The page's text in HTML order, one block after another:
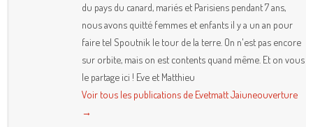
du pays du canard, mariés et Parisiens pendant 7 ans,
nous avons quitté femmes et enfants il y a un an pour
faire tel Spoutnik le tour de la terre. On n'est pas encore
sur orbite, mais on est contents quand même. Et on vous
le partage ici ! Eve et Matthieu
Voir tous les publications de Evetmatt Jaiuneouverture
→